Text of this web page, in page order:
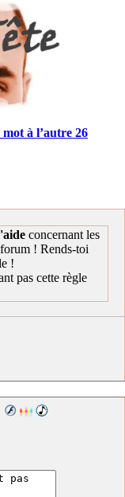
mot à l’autre 26
concernant les
! Rends-toi
!
pas cette règle